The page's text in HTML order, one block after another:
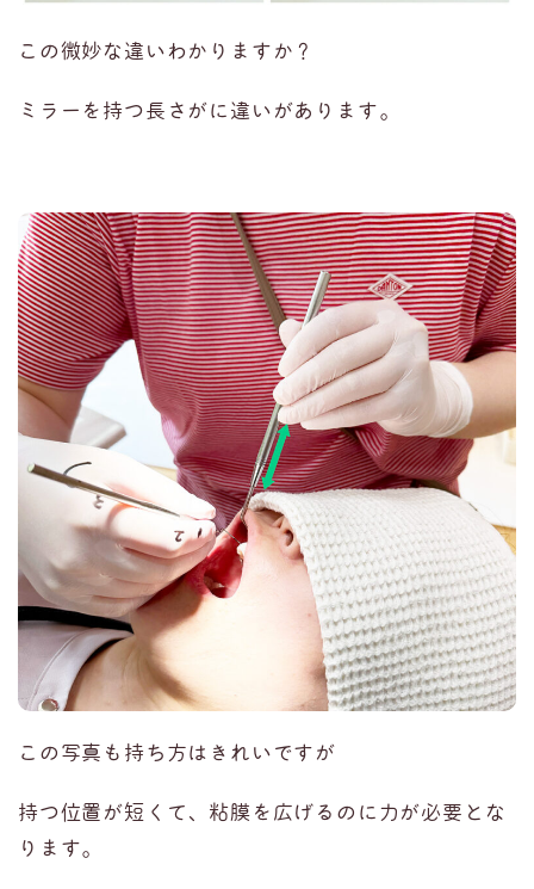
この微妙な違いわかりますか？
ミラーを持つ長さがに違いがあります。
この写真も持ち方はきれいですが
持つ位置が短くて、粘膜を広げるのに力が必要とな
ります。